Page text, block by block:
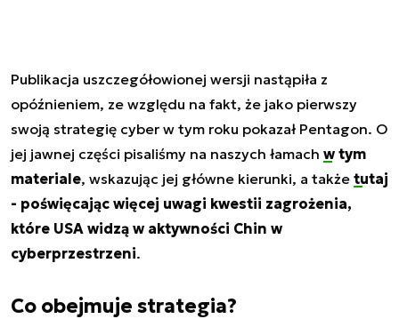
Publikacja uszczegółowionej wersji nastąpiła z
opóźnieniem, ze względu na fakt, że jako pierwszy
swoją strategię cyber w tym roku pokazał Pentagon. O
jej jawnej części pisaliśmy na naszych łamach w tym
materiale, wskazując jej główne kierunki, a także tutaj
- poświęcając więcej uwagi kwestii zagrożenia,
które USA widzą w aktywności Chin w
cyberprzestrzeni.
Co obejmuje strategia?